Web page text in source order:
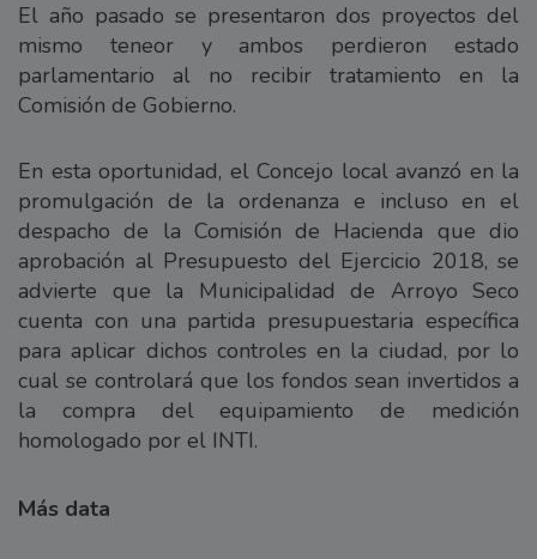
El año pasado se presentaron dos proyectos del
mismo teneor y ambos perdieron estado
parlamentario al no recibir tratamiento en la
Comisión de Gobierno.
En esta oportunidad, el Concejo local avanzó en la
promulgación de la ordenanza e incluso en el
despacho de la Comisión de Hacienda que dio
aprobación al Presupuesto del Ejercicio 2018, se
advierte que la Municipalidad de Arroyo Seco
cuenta con una partida presupuestaria específica
para aplicar dichos controles en la ciudad, por lo
cual se controlará que los fondos sean invertidos a
la compra del equipamiento de medición
homologado por el INTI.
Más data